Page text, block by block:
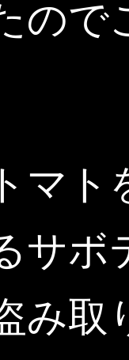
ので
マト
サボ
み取